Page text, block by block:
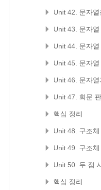
Unit 42. 문자
Unit 43. 문자열
Unit 44. 문자열
Unit 45. 문자열
Unit 46. 문자
Unit 47. 회문
핵심 정리
Unit 48. 구조체
Unit 49. 구조
Unit 50. 두 점
핵심 정리